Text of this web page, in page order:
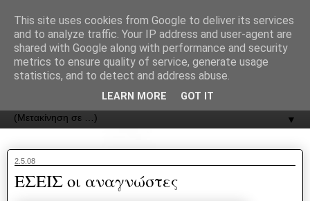
ΟΔΟΣ
▼
2.5.08
ΕΣΕΙΣ οι αναγνώστες
This site uses cookies from Google to deliver its services
and to analyze traffic. Your IP address and user-agent are
shared with Google along with performance and security
metrics to ensure quality of service, generate usage
statistics, and to detect and address abuse.
LEARN MORE GOT IT